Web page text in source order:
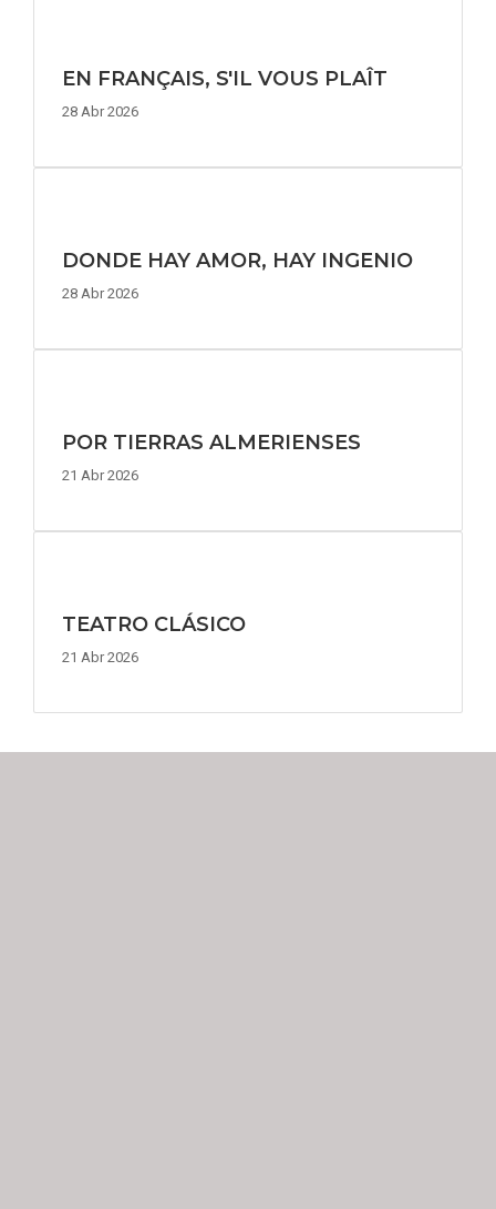
EN FRANÇAIS, S'IL VOUS PLAÎT
28 Abr 2026
DONDE HAY AMOR, HAY INGENIO
28 Abr 2026
POR TIERRAS ALMERIENSES
21 Abr 2026
TEATRO CLÁSICO
21 Abr 2026